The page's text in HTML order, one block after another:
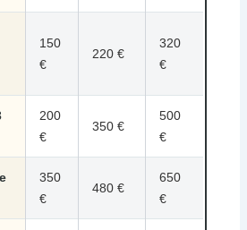
150
€
220 €
320
€
200
€
350 €
500
€
350
€
480 €
650
€